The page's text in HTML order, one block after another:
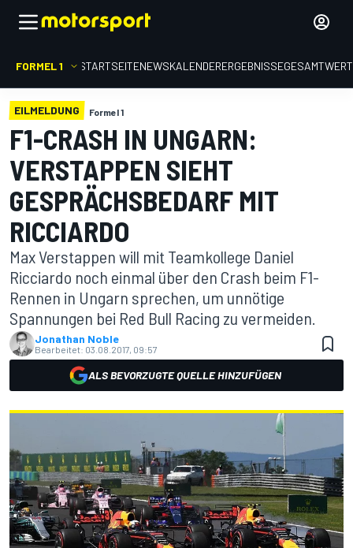
FORMEL 1 STARTSEITENEWSKALENDERERGEBNISSE
EILMELDUNG Formel 1
F1-CRASH IN UNGARN:
VERSTAPPEN SIEHT
GESPRÄCHSBEDARF MIT
RICCIARDO
Max Verstappen will mit Teamkollege Daniel
Ricciardo noch einmal über den Crash beim F1-
Rennen in Ungarn sprechen, um unnötige
Spannungen bei Red Bull Racing zu vermeiden.
Jonathan Noble
Bearbeitet: 03.08.2017, 09:57
ALS BEVORZUGTE QUELLE HINZUFÜGEN